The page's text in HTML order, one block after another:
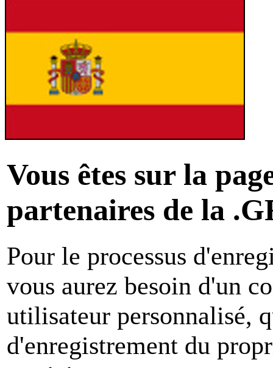
Vous êtes sur la
partenaires de la
Pour le processus
vous aurez besoin d'un
utilisateur personnalisé,
d'enregistrement du